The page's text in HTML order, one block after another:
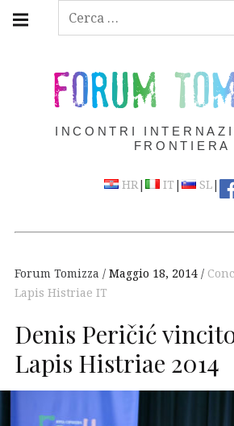
Ricerca
Skip
FORUM
INCONTRI
FRONTIERA
HR| IT | SL|
navigation
Forum Tomizza Maggio 18, 2014
Lapis Histriae IT
Denis Peričić
Lapis Histriae 2014